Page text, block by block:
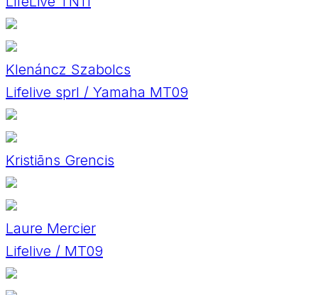
Klenáncz Szabolcs
Lifelive sprl / Yamaha MT09
Kristiāns Grencis
Laure Mercier
Lifelive / MT09